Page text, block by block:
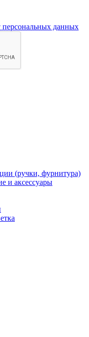
персональных данных
(ручки, фурнитура)
и аксессуары